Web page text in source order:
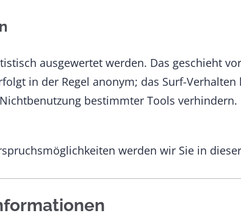
ausgewertet werden. Das geschieht
in der Regel anonym; das Surf-
bestimmter Tools
werden wir Sie in